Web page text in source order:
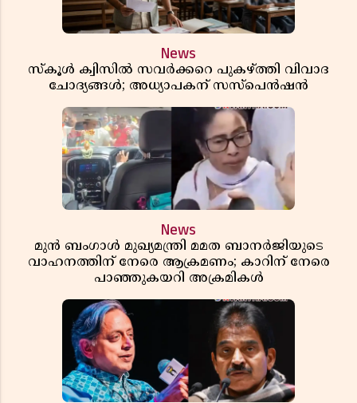
News
സ്കൂൾ ക്വിസിൽ സവർക്കറെ പുകഴ്ത്തി വിവാദ
ചോദ്യങ്ങൾ; അധ്യാപകന് സസ്പെൻഷൻ
News
മുൻ ബംഗാൾ മുഖ്യമന്ത്രി മമത ബാനർജിയുടെ
വാഹനത്തിന് നേരെ ആക്രമണം; കാറിന് നേരെ
പാഞ്ഞുകയറി അക്രമികൾ